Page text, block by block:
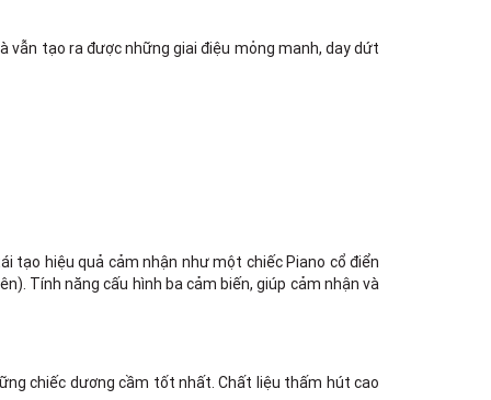
vẫn tạo ra được những giai điệu mỏng manh, day dứt
tạo hiệu quả cảm nhận như một chiếc Piano cổ điển
Tính năng cấu hình ba cảm biến, giúp cảm nhận và
chiếc dương cầm tốt nhất. Chất liệu thấm hút cao